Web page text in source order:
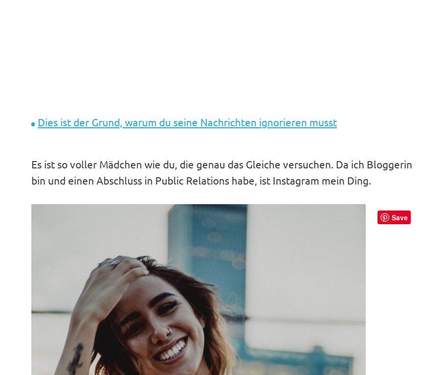
Dies ist der Grund, warum du seine Nachrichten ignorieren musst
Es ist so voller Mädchen wie du, die genau das Gleiche versuchen. Da ich Bloggerin
bin und einen Abschluss in Public Relations habe, ist Instagram mein Ding.
Save